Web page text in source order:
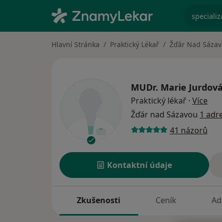
Hlavní Stránka Praktický Lékař Žďár Nad
MUDr. Marie
Praktický lékař · Více
Žďár nad Sázavou 1
41 názorů
Kontaktní údaje
Zkušenosti Ceník